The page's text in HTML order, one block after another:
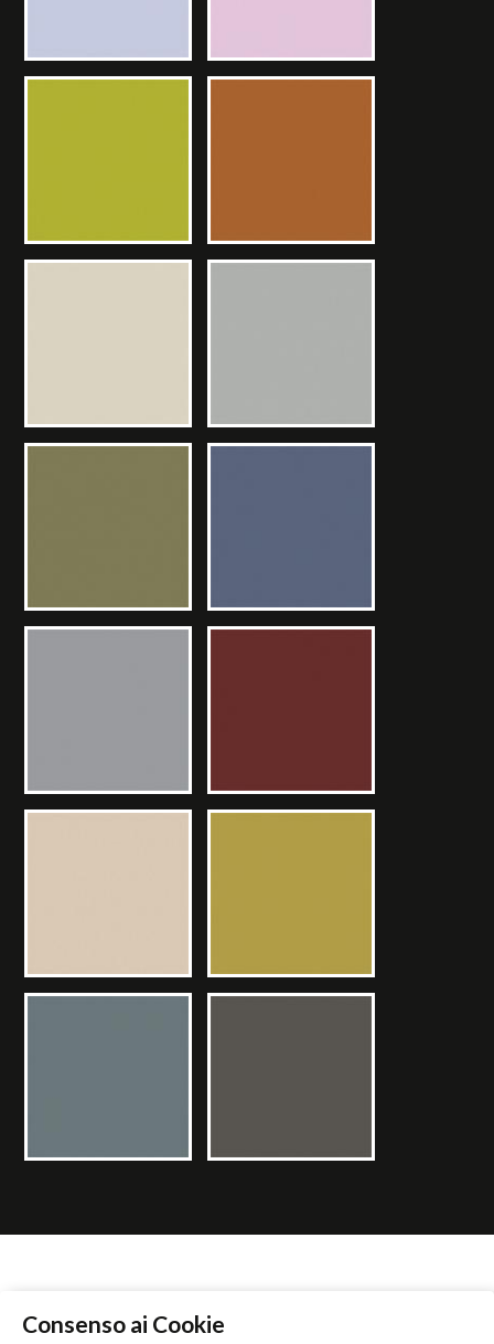
CERCA RIVENDITORE
Consenso ai Cookie